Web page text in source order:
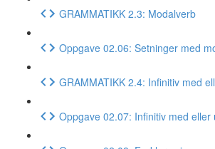
GRAMMATIKK 2.3: Modalverb
Oppgave 02.06: Setninger med
GRAMMATIKK 2.4: Infinitiv med
Oppgave 02.07: Infinitiv med eller